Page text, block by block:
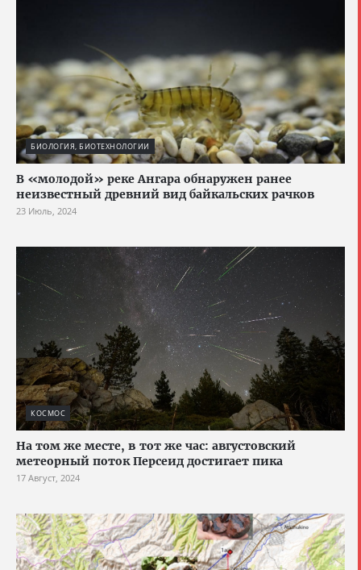
БИОЛОГИЯ, БИОТЕХНОЛОГИИ
В «молодой» реке Ангара обнаружен ранее
неизвестный древний вид байкальских рачков
23 Июль, 2024
КОСМОС
На том же месте, в тот же час: августовский
метеорный поток Персеид достигает пика
17 Август, 2024